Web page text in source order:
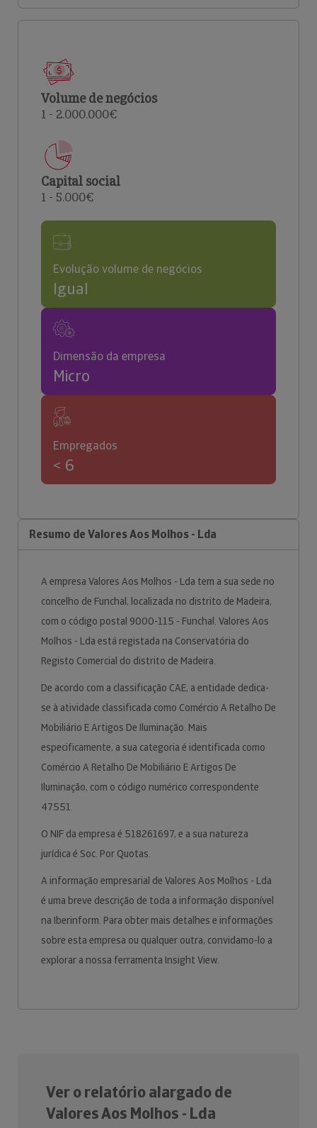
Volume de negócios
1 - 2.000.000€
Capital social
1 - 5.000€
Evolução volume de negócios
Igual
Dimensão da empresa
Micro
Empregados
< 6
Resumo de Valores Aos Molhos - Lda
A empresa Valores Aos Molhos - Lda tem a sua sede no
concelho de Funchal, localizada no distrito de Madeira,
com o código postal 9000-115 - Funchal. Valores Aos
Molhos - Lda está registada na Conservatória do
Registo Comercial do distrito de Madeira.
De acordo com a classificação CAE, a entidade dedica-
se à atividade classificada como Comércio A Retalho De
Mobiliário E Artigos De Iluminação. Mais
especificamente, a sua categoria é identificada como
Comércio A Retalho De Mobiliário E Artigos De
Iluminação, com o código numérico correspondente
47551.
O NIF da empresa é 518261697, e a sua natureza
jurídica é Soc. Por Quotas.
A informação empresarial de Valores Aos Molhos - Lda
é uma breve descrição de toda a informação disponível
na Iberinform. Para obter mais detalhes e informações
sobre esta empresa ou qualquer outra, convidamo-lo a
explorar a nossa ferramenta Insight View.
Ver o relatório alargado de
Valores Aos Molhos - Lda